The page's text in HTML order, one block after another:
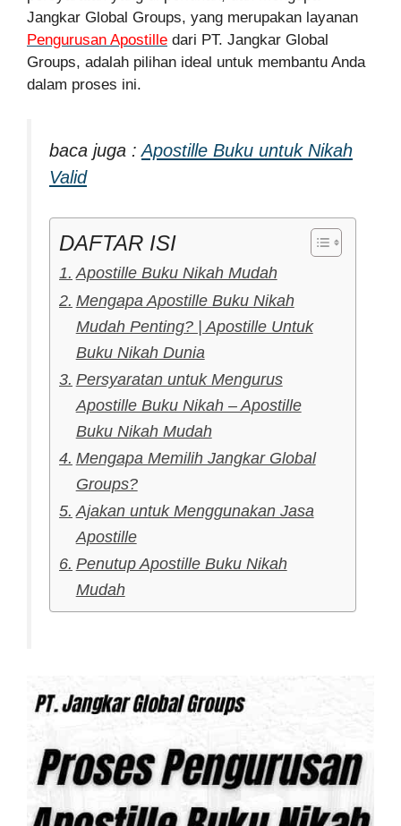
Jangkar Global Groups, yang merupakan layanan
Pengurusan Apostille dari PT. Jangkar Global
Groups, adalah pilihan ideal untuk membantu Anda
dalam proses ini.
baca juga :Apostille Buku untuk Nikah
Valid
DAFTAR ISI
Apostille Buku Nikah Mudah
Mengapa Apostille Buku Nikah
Mudah Penting? | Apostille Untuk
Buku Nikah Dunia
Persyaratan untuk Mengurus
Apostille Buku Nikah – Apostille
Buku Nikah Mudah
Mengapa Memilih Jangkar Global
Groups?
Ajakan untuk Menggunakan Jasa
Apostille
Penutup Apostille Buku Nikah
Mudah